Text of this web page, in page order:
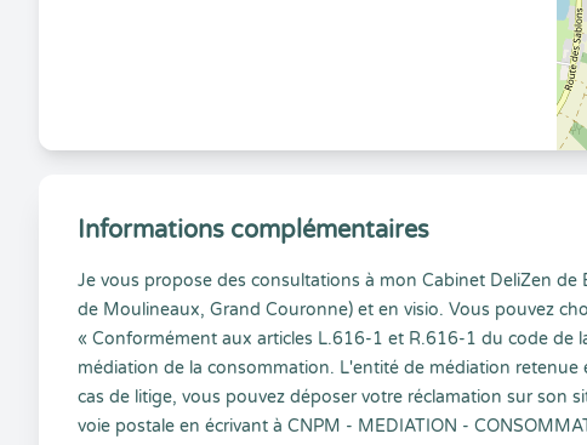
Informations complémentaires
Je vous propose des consultations à mon Cabinet DeliZen
de Moulineaux, Grand Couronne) et en visio. Vous pouvez
« Conformément aux articles L.616-1 et R.616-1 du code
médiation de la consommation. L'entité de médiation retenue
cas de litige, vous pouvez déposer votre réclamation sur
voie postale en écrivant à CNPM - MEDIATION -